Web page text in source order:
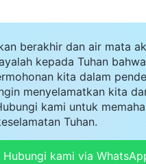
berakhir dan air mata
kepada Tuhan
kita dalam
menyelamatkan kita
kami untuk
Tuhan.
Hubungi kami via